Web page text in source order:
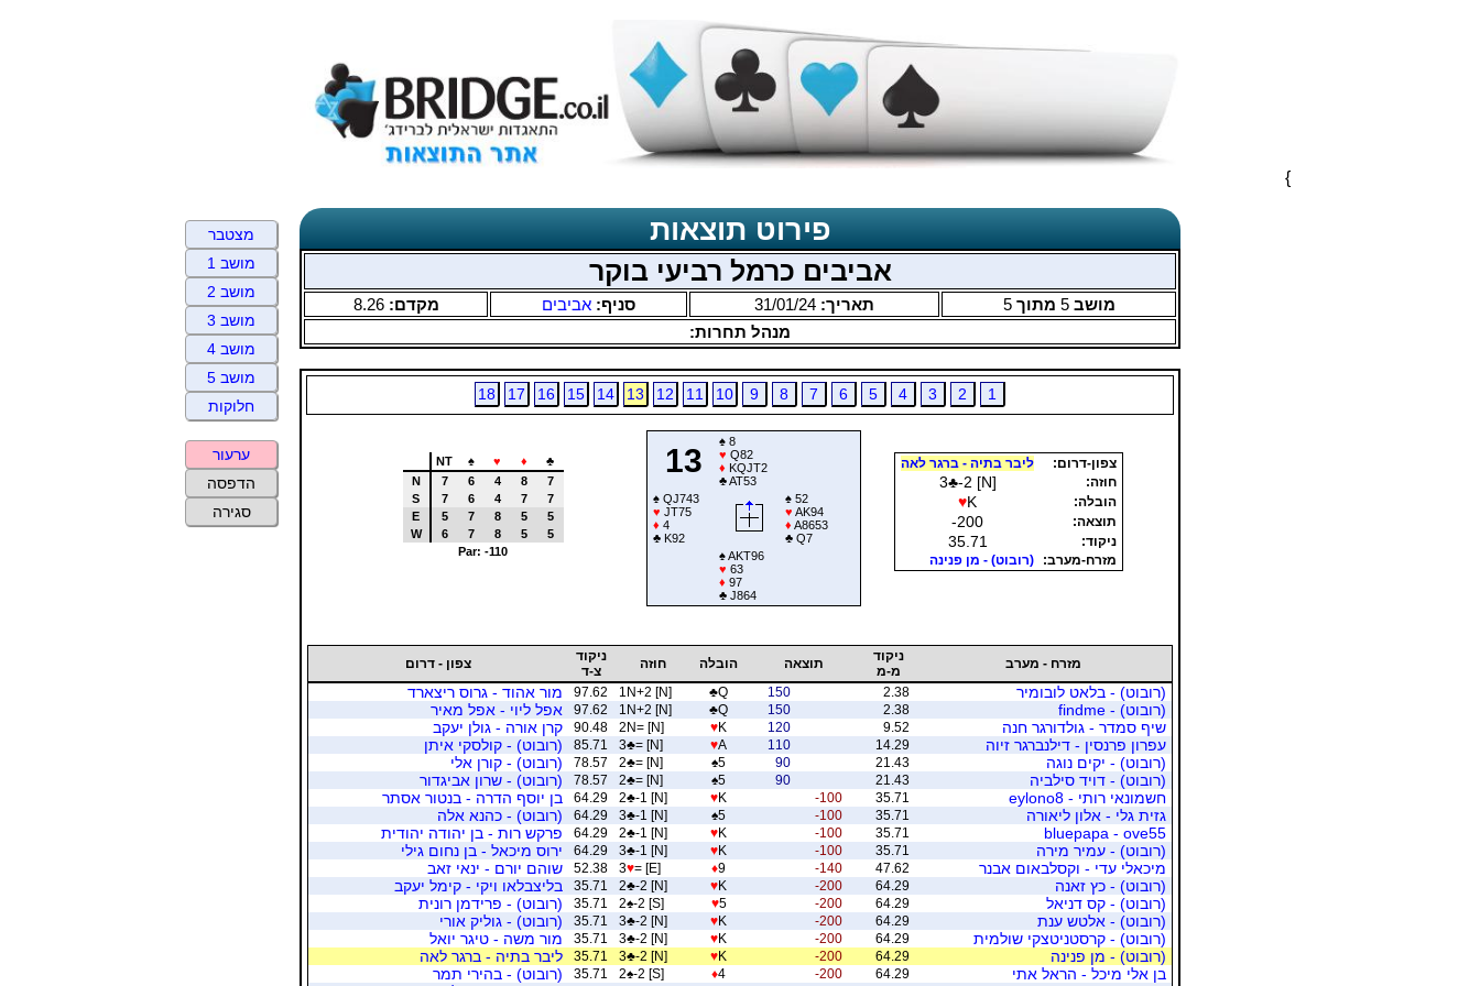
}
פירוט תוצאות
אביבים כרמל רביעי בוקר
מושב5 מתוך5 תאריך: 31/01/24 סניף: אביבים מקדם:8.26
מנהל תחרות:
1
2
3
4
5
6
7
8
9
10
11
12
13
14
15
16
17
18
צפון-דרום:
ליבר בתיה - ברגר לאה
חוזה:
3♣-2 [N]
הובלה: ♥K
תוצאה: -200
ניקוד: 35.71
מזרח-מערב: (רובוט) - מן פנינה
13
♠ 8
♥ Q82
♦ KQJT2
♣AT53
♠ QJ743
♥ JT75
♦ 4
♣ K92
♠ 52
♥ AK94
♦ A8653
♣ Q7
♠AKT96
♥ 63
♦ 97
♣ J864
NT ♠ ♥ ♦
♣
N
7 6 4 8
7
S
7 6 4 7
7
E
5 7 8 5
5
W
6 7 8 5
5
Par: -110
מזרח - מערב
ניקוד
מ-מ
תוצאה הובלה חוזה
ניקוד
צ-ד
צפון - דרום
(רובוט) - בלאט לובומיר 2.38
150
♣Q
1N+2 [N]
97.62
מור אהוד - גרוס ריצארד
(רובוט) - findme
2.38
150
♣Q
1N+2 [N]
97.62
אפל ליוי - אפל מאיר
שיף סמדר - גולדורגר חנה
9.52
120
♥K
2N= [N]
90.48
קרן אורה - גולן יעקב
עפרון פרנסין - דילנברגר זיוה
14.29
110
♥A
3♣= [N]
85.71
(רובוט) - קולסקי איתן
(רובוט) - יקים נוגה
21.43
90
♠5
2♣= [N]
78.57
(רובוט) - קורן אלי
(רובוט) - דויד סילביה
21.43
90
♠5
2♣= [N]
78.57
(רובוט) - שרון אביגדור
חשמונאי רותי - eylono8
35.71
-100
♥K
2♣-1 [N]
64.29
בן יוסף הדרה - בנטור אסתר
גזית גלי - אלון ליאורה
35.71
-100
♠5
3♣-1 [N]
64.29
(רובוט) - כהנא אלה
bluepapa - ove55
35.71
-100
♥K
2♣-1 [N]
64.29
פרקש רות - בן יהודה יהודית
(רובוט) - עמיר מירה
35.71
-100
♥K
3♣-1 [N]
64.29
ירוס מיכאל - בן נחום גילי
מיכאלי עדי - וקסלבאום אבנר
47.62
-140
♦9
3♥= [E]
52.38
שוהם יורם - ינאי זאב
(רובוט) - כץ זאנה
64.29
-200
♥K
2♣-2 [N]
35.71
בליצבלאו ויקי - קימל יעקב
(רובוט) - קס דניאל
64.29
-200
♥5
2♠-2 [S]
35.71
(רובוט) - פרידמן רונית
(רובוט) - אלטש ענת
64.29
-200
♥K
3♣-2 [N]
35.71
(רובוט) - גוליק אורי
(רובוט) - קרסטניטצקי שולמית
64.29
-200
♥K
3♣-2 [N]
35.71
מור משה - טיגר יואל
(רובוט) - מן פנינה
64.29
-200
♥K
3♣-2 [N]
35.71
ליבר בתיה - ברגר לאה
בן אלי מיכל - הראל אתי
64.29
-200
♦4
2♠-2 [S]
35.71
(רובוט) - בהירי תמר
מצטבר
מושב 1
מושב 2
מושב 3
מושב 4
מושב 5
חלוקות
ערעור
הדפסה
סגירה